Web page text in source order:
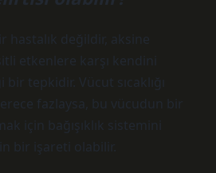
hastalık değildir, aksine
etkenlere karşı kendini
tepkidir. Vücut sıcaklığı
fazlaysa, bu vücudun bir
için bağışıklık sistemini
bir işareti olabilir.